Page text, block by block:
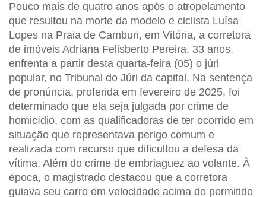
Pouco mais de quatro anos após o atropelamento
que resultou na morte da modelo e ciclista Luísa
Lopes na Praia de Camburi, em Vitória, a corretora
de imóveis Adriana Felisberto Pereira, 33 anos,
enfrenta a partir desta quarta-feira (05) o júri
popular, no Tribunal do Júri da capital. Na sentença
de pronúncia, proferida em fevereiro de 2025, foi
determinado que ela seja julgada por crime de
homicídio, com as qualificadoras de ter ocorrido em
situação que representava perigo comum e
realizada com recurso que dificultou a defesa da
vítima. Além do crime de embriaguez ao volante. À
época, o magistrado destacou que a corretora
guiava seu carro em velocidade acima do permitido